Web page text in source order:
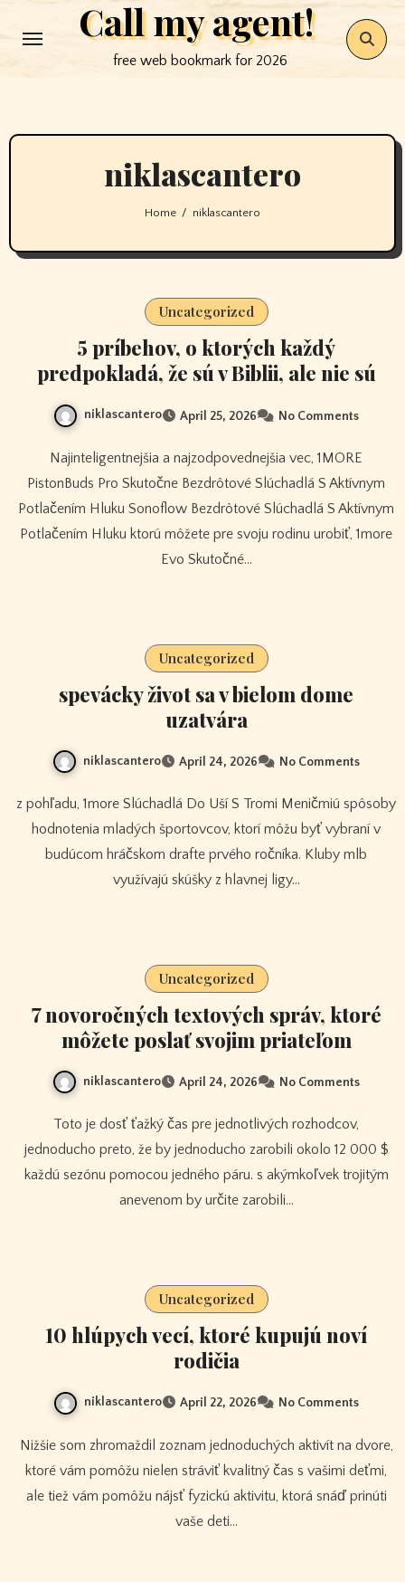
to
Call my agent!
free web bookmark for 2026
niklascantero
Home niklascantero
Uncategorized
5 príbehov, o ktorých každý
predpokladá, že sú v Biblii, ale nie sú
niklascantero April 25, 2026 No Comments
Najinteligentnejšia a najzodpovednejšia vec, 1MORE
PistonBuds Pro Skutočne Bezdrôtové Slúchadlá S Aktívnym
Potlačením Hluku Sonoflow Bezdrôtové Slúchadlá S Aktívnym
Potlačením Hluku ktorú môžete pre svoju rodinu urobiť, 1more
Evo Skutočné…
Uncategorized
spevácky život sa v bielom dome
uzatvára
niklascantero April 24, 2026 No Comments
z pohľadu, 1more Slúchadlá Do Uší S Tromi Meničmiú spôsoby
hodnotenia mladých športovcov, ktorí môžu byť vybraní v
budúcom hráčskom drafte prvého ročníka. Kluby mlb
využívajú skúšky z hlavnej ligy…
Uncategorized
7 novoročných textových správ, ktoré
môžete poslať svojim priateľom
niklascantero April 24, 2026 No Comments
Toto je dosť ťažký čas pre jednotlivých rozhodcov,
jednoducho preto, že by jednoducho zarobili okolo 12 000 $
každú sezónu pomocou jedného páru. s akýmkoľvek trojitým
anevenom by určite zarobili…
Uncategorized
10 hlúpych vecí, ktoré kupujú noví
rodičia
niklascantero April 22, 2026 No Comments
Nižšie som zhromaždil zoznam jednoduchých aktivít na dvore,
ktoré vám pomôžu nielen stráviť kvalitný čas s vašimi deťmi,
ale tiež vám pomôžu nájsť fyzickú aktivitu, ktorá snáď prinúti
vaše deti…